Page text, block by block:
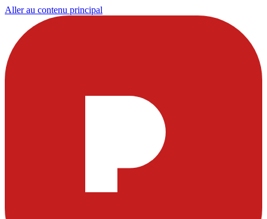
Aller au contenu principal